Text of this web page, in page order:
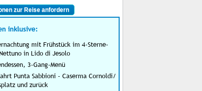
zur Reise anfordern
inklusive:
mit Frühstück im 4-Sterne-
in Lido di Jesolo
3-Gang-Menü
Punta Sabbioni - Caserma Cornoldi/
und zurück